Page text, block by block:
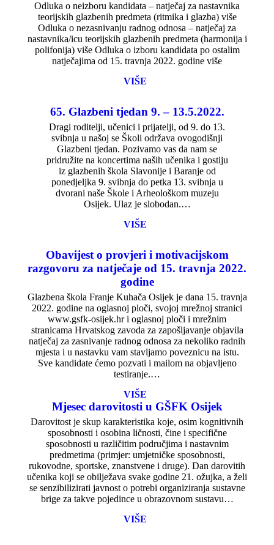
Odluka o neizboru kandidata – natječaj za nastavnika
teorijskih glazbenih predmeta (ritmika i glazba) više
Odluka o nezasnivanju radnog odnosa – natječaj za
nastavnika/icu teorijskih glazbenih predmeta (harmonija i
polifonija) više Odluka o izboru kandidata po ostalim
natječajima od 15. travnja 2022. godine više
VIŠE
65. Glazbeni tjedan 9. – 13.5.2022.
Dragi roditelji, učenici i prijatelji, od 9. do 13.
svibnja u našoj se Školi održava ovogodišnji
Glazbeni tjedan. Pozivamo vas da nam se
pridružite na koncertima naših učenika i gostiju
iz glazbenih škola Slavonije i Baranje od
ponedjeljka 9. svibnja do petka 13. svibnja u
dvorani naše Škole i Arheološkom muzeju
Osijek. Ulaz je slobodan.…
VIŠE
Obavijest o provjeri i motivacijskom
razgovoru za natječaje od 15. travnja 2022.
godine
Glazbena škola Franje Kuhača Osijek je dana 15. travnja
2022. godine na oglasnoj ploči, svojoj mrežnoj stranici
www.gsfk-osijek.hr i oglasnoj ploči i mrežnim
stranicama Hrvatskog zavoda za zapošljavanje objavila
natječaj za zasnivanje radnog odnosa za nekoliko radnih
mjesta i u nastavku vam stavljamo poveznicu na istu.
Sve kandidate ćemo pozvati i mailom na objavljeno
testiranje.…
VIŠE
Mjesec darovitosti u GŠFK Osijek
Darovitost je skup karakteristika koje, osim kognitivnih
sposobnosti i osobina ličnosti, čine i specifične
sposobnosti u različitim područjima i nastavnim
predmetima (primjer: umjetničke sposobnosti,
rukovodne, sportske, znanstvene i druge). Dan darovitih
učenika koji se obilježava svake godine 21. ožujka, a želi
se senzibilizirati javnost o potrebi organiziranja sustavne
brige za takve pojedince u obrazovnom sustavu…
VIŠE